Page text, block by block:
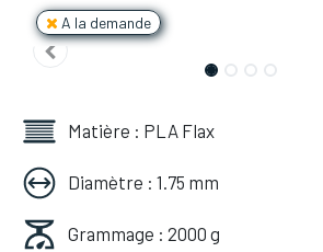
A la demande
Matière : PLA Flax
Diamètre : 1.75 mm
Grammage : 2000 g